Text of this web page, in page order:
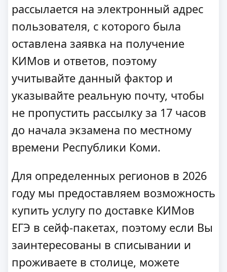
рассылается на электронный адрес
пользователя, с которого была
оставлена заявка на получение
КИМов и ответов, поэтому
учитывайте данный фактор и
указывайте реальную почту, чтобы
не пропустить рассылку за 17 часов
до начала экзамена по местному
времени Республики Коми.
Для определенных регионов в 2026
году мы предоставляем возможность
купить услугу по доставке КИМов
ЕГЭ в сейф-пакетах, поэтому если Вы
заинтересованы в списывании и
проживаете в столице, можете